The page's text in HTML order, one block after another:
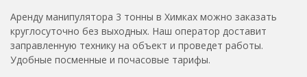
Аренду манипулятора 3 тонны в Химках можно заказать
круглосуточно без выходных. Наш оператор доставит
заправленную технику на объект и проведет работы.
Удобные посменные и почасовые тарифы.